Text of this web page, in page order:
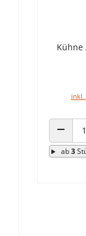
Kühne
inkl.
ab3